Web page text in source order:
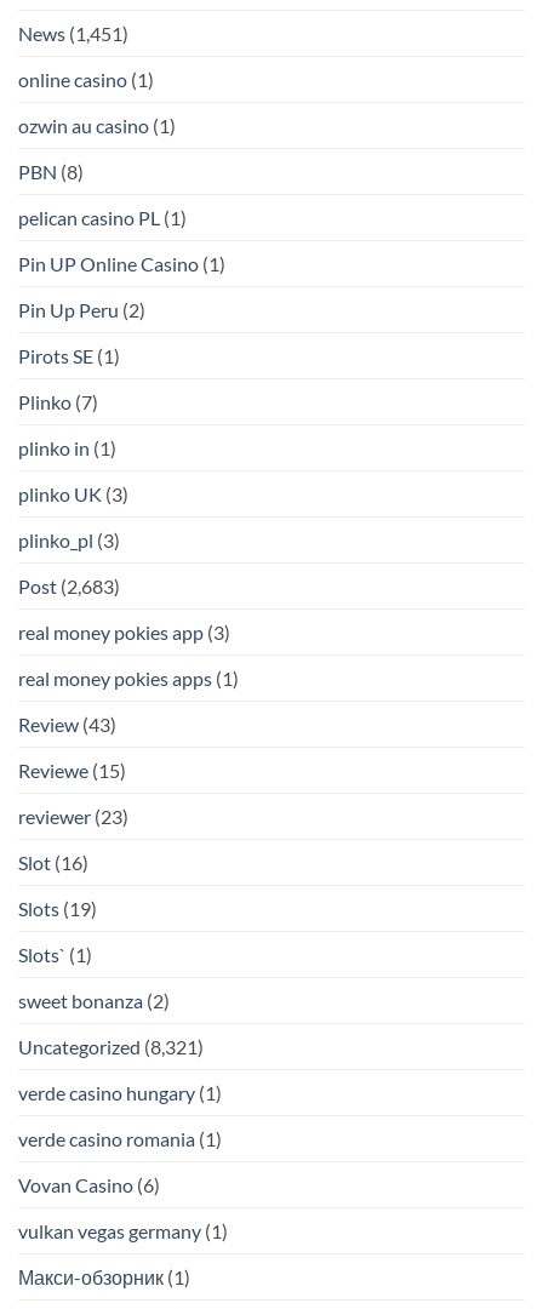
News (1,451)
online casino (1)
ozwin au casino (1)
PBN (8)
pelican casino PL (1)
Pin UP Online Casino (1)
Pin Up Peru (2)
Pirots SE (1)
Plinko (7)
plinko in (1)
plinko UK (3)
plinko_pl (3)
Post (2,683)
real money pokies app (3)
real money pokies apps (1)
Review (43)
Reviewe (15)
reviewer (23)
Slot (16)
Slots (19)
Slots` (1)
sweet bonanza (2)
Uncategorized (8,321)
verde casino hungary (1)
verde casino romania (1)
Vovan Casino (6)
vulkan vegas germany (1)
Макси-обзорник (1)